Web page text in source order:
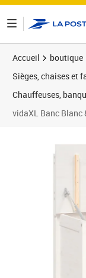
Accueil boutique
Sièges, chaises et
Chauffeuses,
vidaXL Banc Blanc